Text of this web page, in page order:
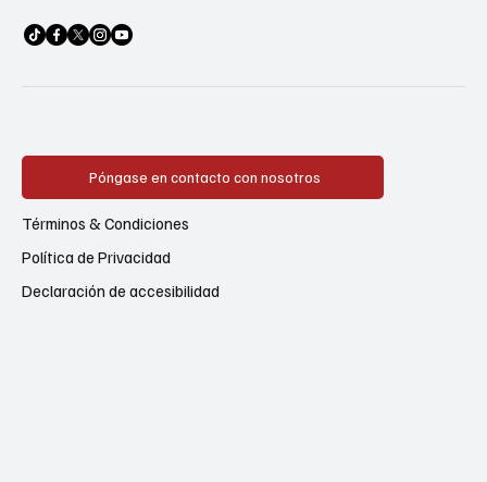
Póngase en contacto con nosotros
Política de Privacidad
Términos & Condiciones
Declaración de accesibilidad